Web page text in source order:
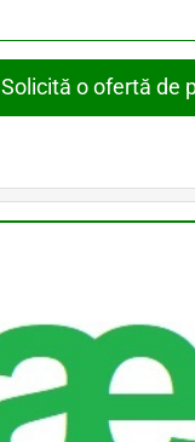
Solicită o ofertă de